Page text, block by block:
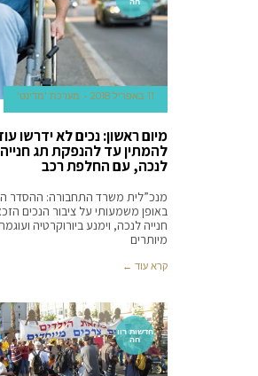
11 באפריל 2018 מערכת 'מדינט'
מיום ראשון: נכים לא ידרשו
להמתין עד להנפקת תג
לנכה, עם החלפת רכב
מנכ”לית משרד התחבורה: ההסדר
באופן משמעותי על ציבור הנכים
חנייה לנכה, וימנע ביורוקרטיה
מיותרים
קרא עוד ←
חדשות רוו
חה